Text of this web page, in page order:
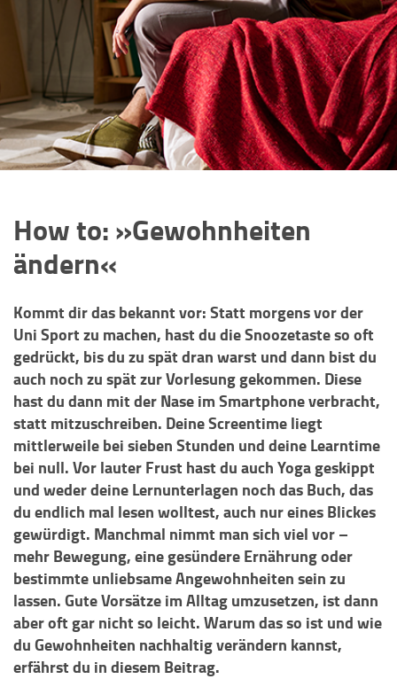
How to: »Gewohnheiten
ändern«
Kommt dir das bekannt vor: Statt morgens vor der
Uni Sport zu machen, hast du die Snoozetaste so oft
gedrückt, bis du zu spät dran warst und dann bist du
auch noch zu spät zur Vorlesung gekommen. Diese
hast du dann mit der Nase im Smartphone verbracht,
statt mitzuschreiben. Deine Screentime liegt
mittlerweile bei sieben Stunden und deine Learntime
bei null. Vor lauter Frust hast du auch Yoga geskippt
und weder deine Lernunterlagen noch das Buch, das
du endlich mal lesen wolltest, auch nur eines Blickes
gewürdigt. Manchmal nimmt man sich viel vor –
mehr Bewegung, eine gesündere Ernährung oder
bestimmte unliebsame Angewohnheiten sein zu
lassen. Gute Vorsätze im Alltag umzusetzen, ist dann
aber oft gar nicht so leicht. Warum das so ist und wie
du Gewohnheiten nachhaltig verändern kannst,
erfährst du in diesem Beitrag.